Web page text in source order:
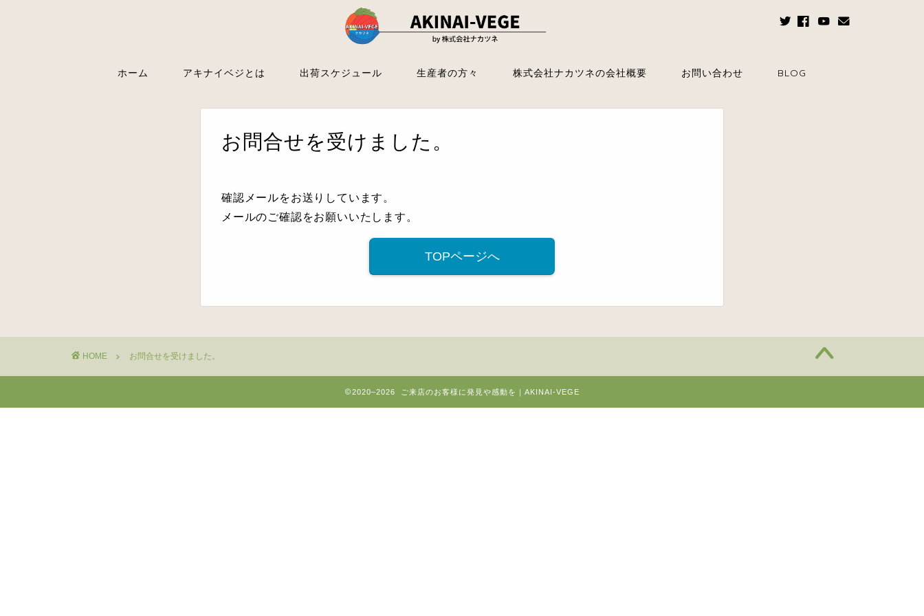
ホーム アキナイベジとは 出荷スケジュール 生産者の方々 株式会社ナカツネの会社概要 お問い合わせ BLOG
お問合せを受けました。
確認メールをお送りしています。
メールのご確認をお願いいたします。
TOPページへ
HOME お問合せを受けました。
2020–2026 ご来店のお客様に発見や感動を｜AKINAI-VEGE